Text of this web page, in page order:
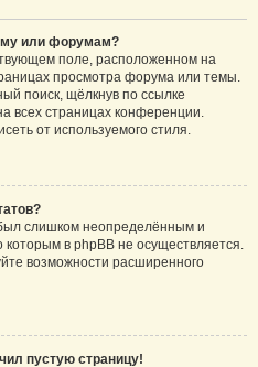
или форумам?
поле, расположенном на
просмотра форума или темы.
поиск, щёлкнув по ссылке
всех страницах конференции.
от используемого стиля.
слишком неопределённым и
которым в phpBB не осуществляется.
возможности расширенного
пустую страницу!